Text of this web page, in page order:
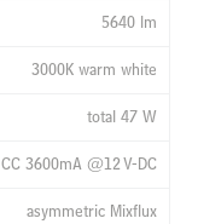
5640 lm
3000K warm white
total 47 W
CC 3600mA @12 V-DC
asymmetric Mixflux